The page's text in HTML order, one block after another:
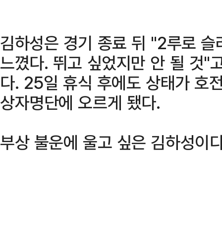
김하성은 경기 종료 뒤 "2루로
느꼈다. 뛰고 싶었지만 안 될 것"
다. 25일 휴식 후에도 상태가 호
상자명단에 오르게 됐다.
부상 불운에 울고 싶은 김하성이